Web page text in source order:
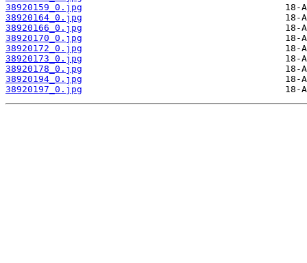
38920159_0.jpg
38920164_0.jpg
38920166_0.jpg
38920170_0.jpg
38920172_0.jpg
38920173_0.jpg
38920178_0.jpg
38920194_0.jpg
38920197_0.jpg